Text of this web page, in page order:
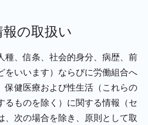
の取扱い
種、信条、社会的身分、病歴、前
をいいます）ならびに労働組合へ
保健医療および性生活（これらの
るものを除く）に関する情報（セ
、次の場合を除き、原則として取